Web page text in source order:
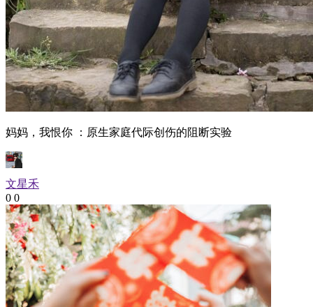
妈妈，我恨你 ：原生家庭代际创伤的阻断实验
文星禾
0 0